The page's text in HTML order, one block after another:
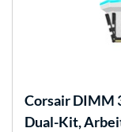
CorsairDIMM
Dual-Kit,